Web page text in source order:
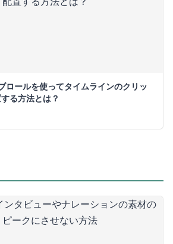
ールを使ってタイムラインのクリッ
る方法とは？